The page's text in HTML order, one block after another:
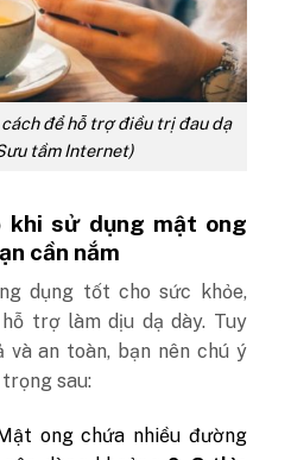
để hỗ trợ điều trị đau dạ
tầm Internet)
khi sử dụng mật ong
cần nắm
dụng tốt cho sức khỏe,
trợ làm dịu dạ dày. Tuy
và an toàn, bạn nên chú ý
sau:
ong chứa nhiều đường